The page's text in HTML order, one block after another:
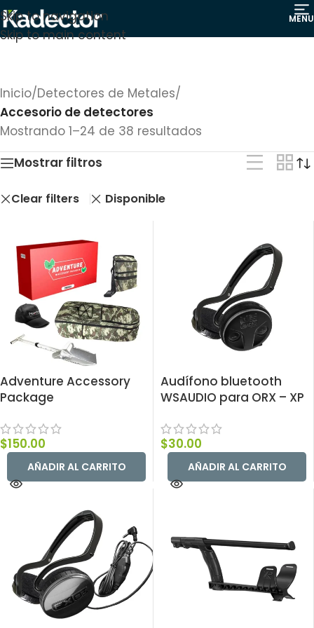
Skip to navigation
Skip to main content
MENU
Inicio/Detectores de Metales/
Accesorio de detectores
Mostrando 1–24 de 38 resultados
Mostrar filtros
Clear filters Disponible
Adventure Accessory
Package
$150.00
AÑADIR AL CARRITO
Audífono bluetooth
WSAUDIO para ORX – XP
$30.00
AÑADIR AL CARRITO